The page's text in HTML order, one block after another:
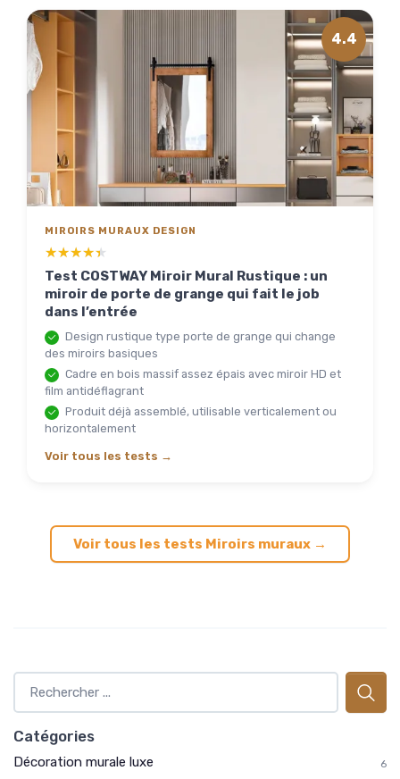
4.4
MIROIRS MURAUX DESIGN
★★★★★
★★★★★
Test COSTWAY Miroir Mural Rustique : un
miroir de porte de grange qui fait le job
dans l’entrée
Design rustique type porte de grange qui change
des miroirs basiques
Cadre en bois massif assez épais avec miroir HD et
film antidéflagrant
Produit déjà assemblé, utilisable verticalement ou
horizontalement
Voir tous les tests →
Voir tous les tests Miroirs muraux →
Catégories
Décoration murale luxe 6